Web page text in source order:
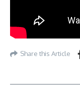
Share this Article